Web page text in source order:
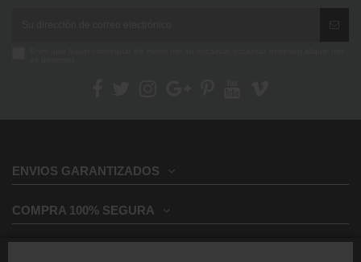
ENVIOS GARANTIZADOS
COMPRA 100% SEGURA